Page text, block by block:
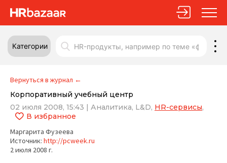
Категории
Вернуться в журнал ←
Корпоративный учебный центр
02 июля 2008, 15:43 | Аналитика, L&D, HR-сервисы,
В избранное
Маргарита Фузеева
Источник: http://pcweek.ru
2 июля 2008 г.